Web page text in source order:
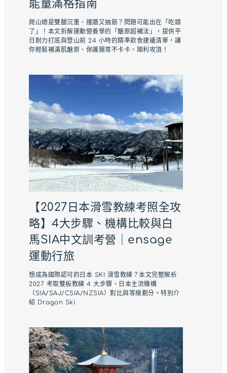
能量滿格指南
爬山總是雙腿沉重、撞牆又抽筋？問題可能出在「吃錯
了」！本文拆解運動營養學的「醣原超補法」，提供平
日耐力打底與登山前 24 小時的精準飲食建議清單，讓
你輕鬆補滿肌醣原、保護腸胃不卡卡，順利攻頂！
【2027日本滑雪教練考照全攻
略】4大步驟、機構比較與白
馬SIA中文訓考營｜ensage
運動行旅
想成為國際認可的日本 SKI 滑雪教練？本文完整解析
2027 考取雙板教練 4 大步驟、日本主流機構
（SIA/SAJ/CSIA/NZSIA）對比與等級劃分。特別介
紹 Dragon Ski